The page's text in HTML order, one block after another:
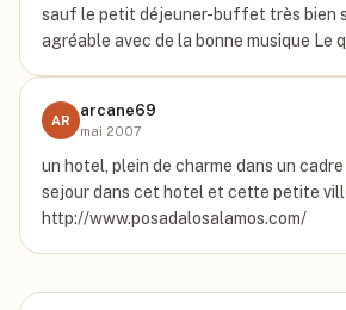
sauf le petit déjeuner-buffet très bien
agréable avec de la bonne musique Le
AR
arcane69
mai 2007
un hotel, plein de charme dans un
sejour dans cet hotel et cette petite
http://www.posadalosalamos.com/